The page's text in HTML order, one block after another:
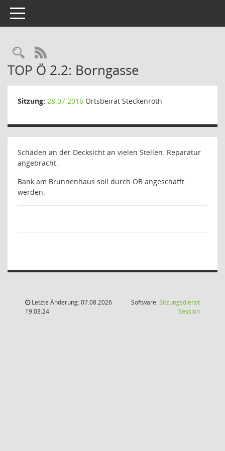
Toggle navigation
Rechercheauswahl
RSS-Feed
TOP Ö 2.2: Borngasse
Sitzung: 28.07.2016 Ortsbeirat Steckenroth
Schäden an der Decksicht an vielen Stellen. Reparatur
angebracht.
Bank am Brunnenhaus soll durch OB angeschafft
werden.
Letzte Änderung: 07.08.2026
19:03:24
Software:Sitzungsdienst
Session(Wird in